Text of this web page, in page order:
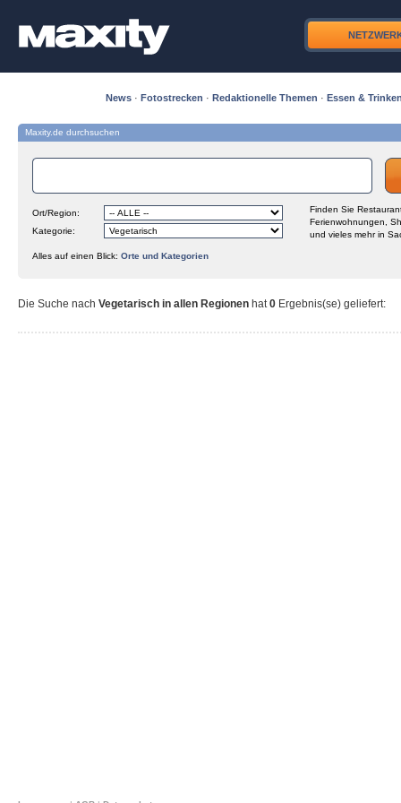
News · Fotostrecken · Redaktionelle Themen · Essen &
Maxity.de durchsuchen
Ort/Region:
Kategorie:
Finden Sie
Ferienwohnungen,
und vieles mehr in
Alles auf einen Blick: Orte und Kategorien
Die Suche nach Vegetarisch in allen Regionen hat0 Ergebnis(se) geliefert: